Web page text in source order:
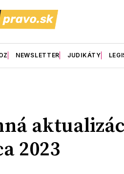
NEWSLETTER JUDIKÁTY
2023